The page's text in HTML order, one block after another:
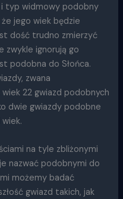
typ widmowy podobny
jego wiek będzie
dość trudno zmierzyć
zwykle ignorują go
podobna do Słońca.
zwana
22 gwiazd podobnych
dwie gwiazdy podobne
na tyle zbliżonymi
nazwać podobnymi do
możemy badać
gwiazd takich, jak